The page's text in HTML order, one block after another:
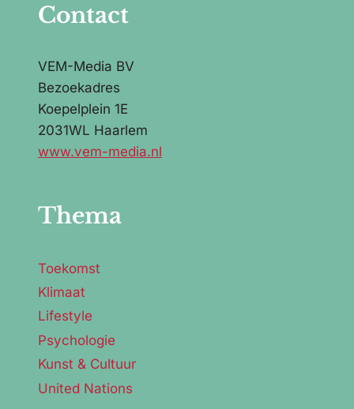
Contact
VEM-Media BV
Bezoekadres
Koepelplein 1E
2031WL Haarlem
www.vem-media.nl
Thema
Toekomst
Klimaat
Lifestyle
Psychologie
Kunst & Cultuur
United Nations